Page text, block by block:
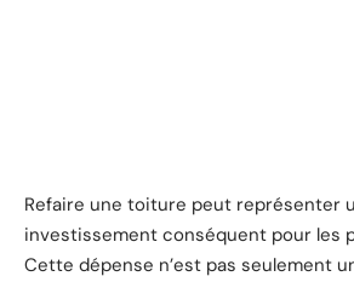
Refaire une toiture peut représenter
investissement conséquent pour les
Cette dépense n’est pas seulement